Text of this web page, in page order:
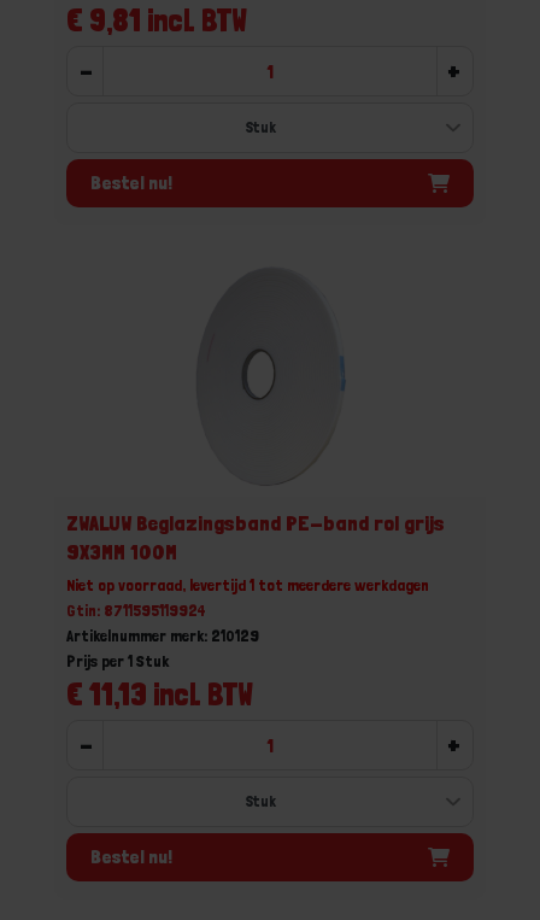
€ 9,81 incl. BTW
- +
Bestel nu!
ZWALUW Beglazingsband PE-band rol grijs
9X3MM 100M
Niet op voorraad, levertijd 1 tot meerdere werkdagen
Gtin: 8711595119924
Artikelnummer merk: 210129
€ 11,13 incl. BTW
Prijs per 1 Stuk
- +
Bestel nu!